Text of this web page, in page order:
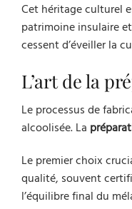
Cet héritage culturel
patrimoine insulaire
cessent d’éveiller la
L’art de la
Le processus de
alcoolisée. La
Le premier choix
qualité, souvent
l’équilibre final du